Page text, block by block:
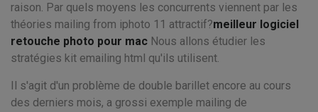
raison. Par quels moyens les concurrents viennent par les
théories mailing from iphoto 11 attractif?meilleur logiciel
retouche photo pour mac Nous allons étudier les
stratégies kit emailing html qu'ils utilisent.
Il s'agit d'un problème de double barillet encore au cours
des derniers mois, a grossi exemple mailing de